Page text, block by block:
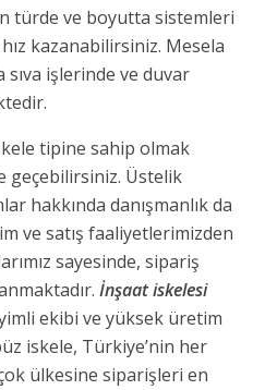
türde ve boyutta sistemleri
kazanabilirsiniz. Mesela
sıva işlerinde ve duvar
tipine sahip olmak
geçebilirsiniz. Üstelik
hakkında danışmanlık da
ve satış faaliyetlerimizden
sayesinde, sipariş
İnşaat iskelesi
ekibi ve yüksek üretim
iskele, Türkiye’nin her
ülkesine siparişleri en